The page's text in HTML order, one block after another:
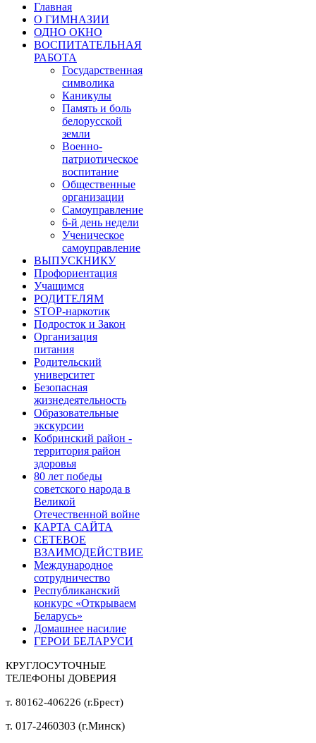
Главная
О ГИМНАЗИИ
ОДНО ОКНО
ВОСПИТАТЕЛЬНАЯ
РАБОТА
Государственная
символика
Каникулы
Память и боль
белорусской
земли
Военно-
патриотическое
воспитание
Общественные
организации
Самоуправление
6-й день недели
Ученическое
самоуправление
ВЫПУСКНИКУ
Профориентация
Учащимся
РОДИТЕЛЯМ
STOP-наркотик
Подросток и Закон
Организация
питания
Родительский
университет
Безопасная
жизнедеятельность
Образовательные
экскурсии
Кобринский район -
территория район
здоровья
80 лет победы
советского народа в
Великой
Отечественной войне
КАРТА САЙТА
СЕТЕВОЕ
ВЗАИМОДЕЙСТВИЕ
Международное
сотрудничество
Республиканский
конкурс «Открываем
Беларусь»
Домашнее насилие
ГЕРОИ БЕЛАРУСИ
КРУГЛОСУТОЧНЫЕ
ТЕЛЕФОНЫ ДОВЕРИЯ
т. 80162-406226 (г.Брест)
т. 017-2460303 (г.Минск)